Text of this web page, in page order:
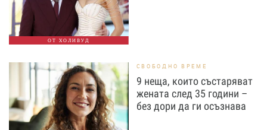
ОТ ХОЛИВУД
СВОБОДНО ВРЕМЕ
9 неща, които състаряват
жената след 35 години –
без дори да ги осъзнава